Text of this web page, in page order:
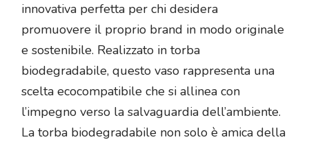
innovativa perfetta per chi desidera
promuovere il proprio brand in modo originale
e sostenibile. Realizzato in torba
biodegradabile, questo vaso rappresenta una
scelta ecocompatibile che si allinea con
l’impegno verso la salvaguardia dell’ambiente.
La torba biodegradabile non solo è amica della